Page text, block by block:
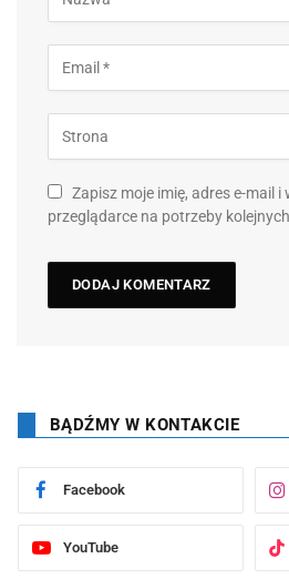
Zapisz moje imię, adres e-mail i
przeglądarce na potrzeby
BĄDŹMY W KONTAKCIE
Facebook
YouTube